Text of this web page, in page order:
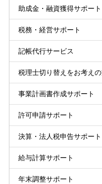
助成金・融資獲得サポート
税務・経営サポート
記帳代行サービス
税理士切り替えをお考え
事業計画書作成サポート
許可申請サポート
決算・法人税申告サポート
給与計算サポート
年末調整サポート